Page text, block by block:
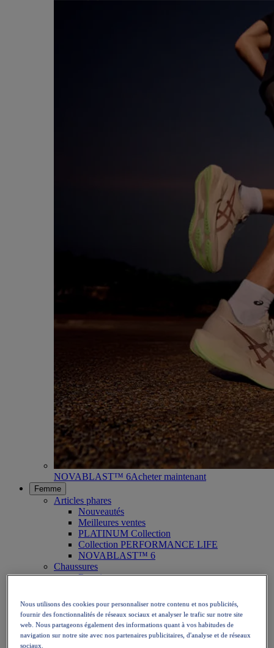
NOVABLAST™ 6Acheter maintenant
Femme
Articles phares
Nouveautés
Meilleures ventes
PLATINUM Collection
Collection PERFORMANCE LIFE
NOVABLAST™ 6
Chaussures
Running
Tennis
Volley
Handball
Padel
Nous utilisons des cookies pour personnaliser notre contenu et nos publicités,
fournir des fonctionnalités de réseaux sociaux et analyser le trafic sur notre site
web. Nous partageons également des informations quant à vos habitudes de
navigation sur notre site avec nos partenaires publicitaires, d'analyse et de réseaux
sociaux.